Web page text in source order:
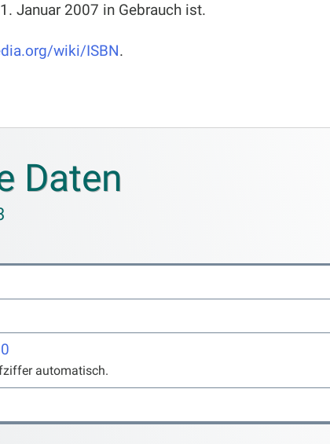
Januar 2007 in Gebrauch ist.
wiki/ISBN.
Daten
automatisch.